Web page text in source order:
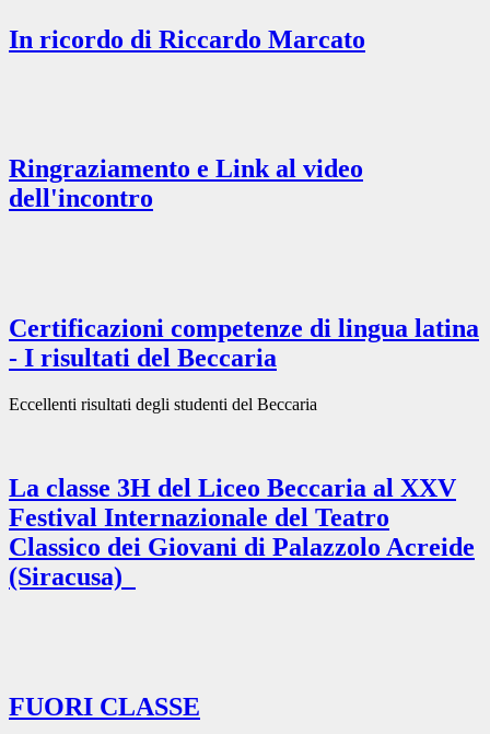
In ricordo di Riccardo Marcato
Ringraziamento e Link al video
dell'incontro
Certificazioni competenze di lingua latina
- I risultati del Beccaria
Eccellenti risultati degli studenti del Beccaria
La classe 3H del Liceo Beccaria al XXV
Festival Internazionale del Teatro
Classico dei Giovani di Palazzolo Acreide
(Siracusa)
FUORI CLASSE